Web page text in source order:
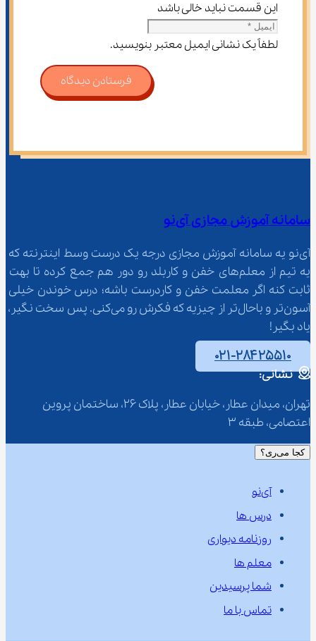
این قسمت نباید خالی باشد
لطفاً یک نشانی ایمیل معتبر بنویسید.
فرستادن دیدگاه
سامانه آموزش مجازی آی‌نو
آی‌نو یه سامانه آموزش مجازی درجه یک درست وسط اینترنته که
یه تیم از معلم‌‌های خفن و کاربلد رو دور هم جمع کرده تا بهت
ثابت کنه اگر معلمت خفن و کاردرست باشه؛ درس خوندن خیلی
آسون‌تر و باحال‌تر از چیزیه که فکرش رو می‌کنی. پس سخت نگیر،
یاد بگیر!
۰۲۱-۲۸۴۲۵۵۱۰
نشانی:
تهران، میدان عطار، خیابان عطار، پلاک 26، ساختمان پروین
اعتصامی، طبقه 3
کجا می‌ری؟
آی‌نو
درس ها
روزنامه دیواری
معلم ها
شما پرسیدین
تماس با ما